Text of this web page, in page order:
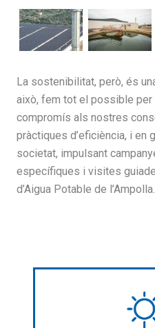
La sostenibilitat, però, és
això, fem tot el possible
compromís als nostres
pràctiques d’eficiència, i en
societat, impulsant
específiques i visites
d’Aigua Potable de l’Ampolla.